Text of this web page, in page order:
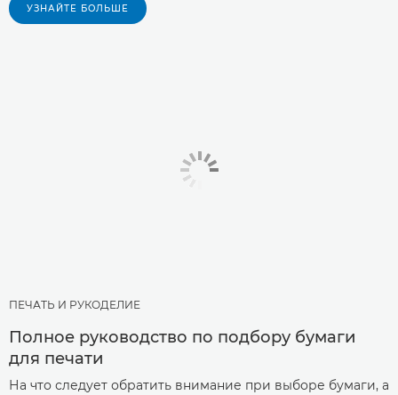
УЗНАЙТЕ БОЛЬШЕ
ПЕЧАТЬ И РУКОДЕЛИЕ
Полное руководство по подбору бумаги
для печати
На что следует обратить внимание при выборе бумаги, а